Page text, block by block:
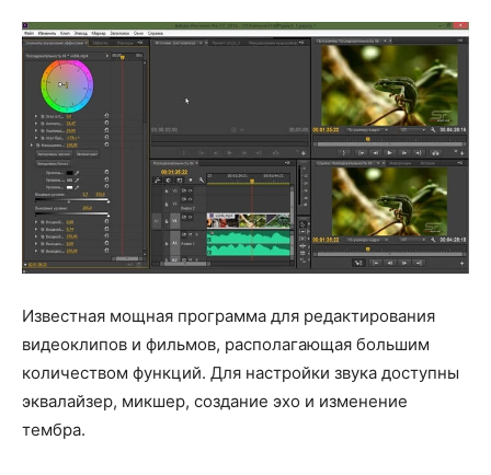
Известная мощная программа для редактирования
видеоклипов и фильмов, располагающая большим
количеством функций. Для настройки звука доступны
эквалайзер, микшер, создание эхо и изменение
тембра.